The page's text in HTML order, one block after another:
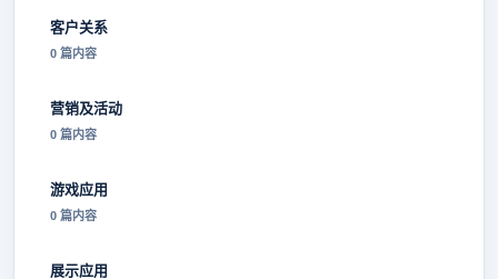
客户关系
0 篇内容
营销及活动
0 篇内容
游戏应用
0 篇内容
展示应用